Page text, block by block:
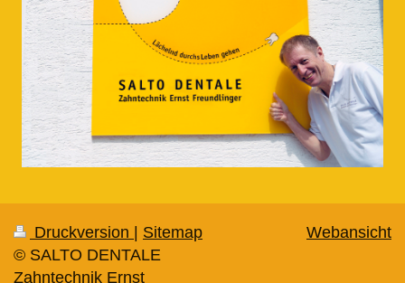
Druckversion
Sitemap
© SALTO DENTALE
Zahntechnik Ernst
Webansicht